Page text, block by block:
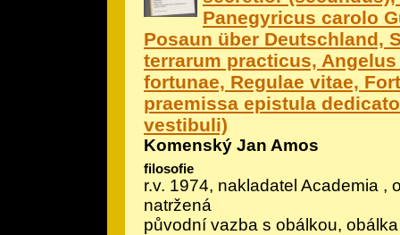
Panegyricus carolo
Posaun über Deutschland,
terrarum practicus,
fortunae, Regulae vitae,
praemissa epistula
vestibuli)
Komenský Jan Amos
filosofie
r.v. 1974, nakladatel Academia ,
natržená
původní vazba s obálkou,